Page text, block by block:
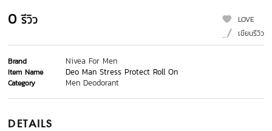
0 รีวิว
LOVE
เขียนรีวิว
Brand Nivea For Men
Item Name Deo Man Stress Protect Roll On
Category Men Deodorant
DETAILS